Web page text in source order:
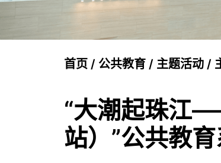
首页 / 公共教育 / 主题活动 /
“大潮起珠江
站）”公共教